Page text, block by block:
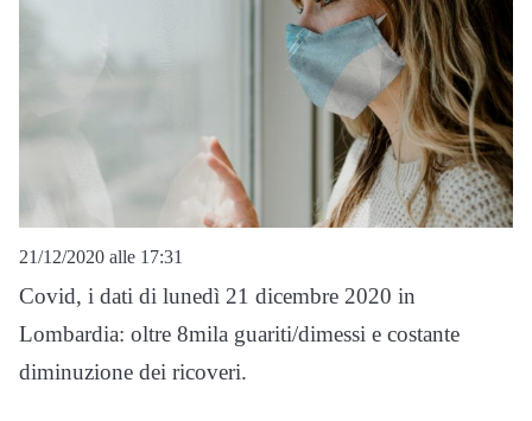
21/12/2020 alle 17:31
Covid, i dati di lunedì 21 dicembre 2020 in
Lombardia: oltre 8mila guariti/dimessi e costante
diminuzione dei ricoveri.